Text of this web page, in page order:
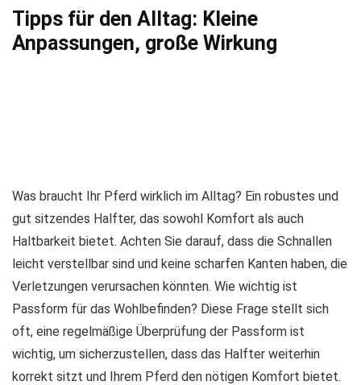
Tipps für den Alltag: Kleine
Anpassungen, große Wirkung
Was braucht Ihr Pferd wirklich im Alltag? Ein robustes und
gut sitzendes Halfter, das sowohl Komfort als auch
Haltbarkeit bietet. Achten Sie darauf, dass die Schnallen
leicht verstellbar sind und keine scharfen Kanten haben, die
Verletzungen verursachen könnten. Wie wichtig ist
Passform für das Wohlbefinden? Diese Frage stellt sich
oft, eine regelmäßige Überprüfung der Passform ist
wichtig, um sicherzustellen, dass das Halfter weiterhin
korrekt sitzt und Ihrem Pferd den nötigen Komfort bietet.